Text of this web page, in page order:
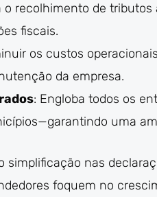
o recolhimento de
fiscais.
os custos
da empresa.
: Engloba todos os
uma
simplificação nas
foquem no